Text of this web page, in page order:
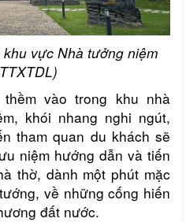
vực Nhà tưởng niệm
vào trong khu nhà
khói nhang nghi ngút,
tham quan du khách sẽ
niệm hướng dẫn và tiến
thờ, dành một phút mặc
về những cống hiến
đất nước.